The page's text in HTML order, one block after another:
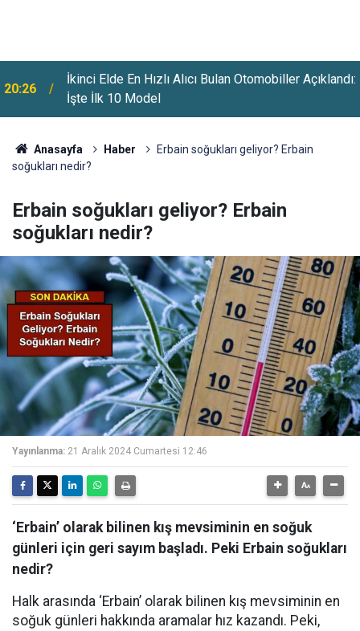
20:00
Vergi, SGK Ve MTV Borçlarına Yapılandırma Fırsatı:
Başvurularda Son Tarih Açıklandı
Anasayfa Haber
Erbain soğukları geliyor? Erbain
soğukları nedir?
Erbain soğukları geliyor? Erbain
soğukları nedir?
Yayınlanma: 21 Aralık 2024 Cumartesi 12:46
‘Erbain’ olarak bilinen kış mevsiminin en soğuk
günleri için geri sayım başladı. Peki Erbain soğukları
nedir?
Halk arasında ‘Erbain’ olarak bilinen kış mevsiminin en
soğuk günleri hakkında aramalar hız kazandı. Peki,